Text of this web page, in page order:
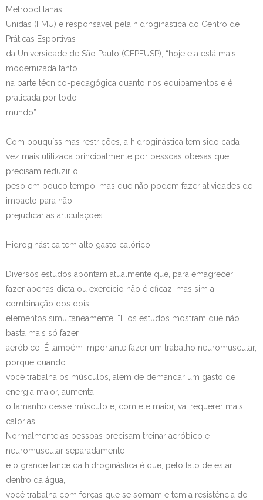
Metropolitanas
Unidas (FMU) e responsável pela hidroginástica do Centro de
Práticas Esportivas
da Universidade de São Paulo (CEPEUSP), “hoje ela está mais
modernizada tanto
na parte técnico-pedagógica quanto nos equipamentos e é
praticada por todo
mundo”.
Com pouquíssimas restrições, a hidroginástica tem sido cada
vez mais utilizada principalmente por pessoas obesas que
precisam reduzir o
peso em pouco tempo, mas que não podem fazer atividades de
impacto para não
prejudicar as articulações.
Hidroginástica tem alto gasto calórico
Diversos estudos apontam atualmente que, para emagrecer
fazer apenas dieta ou exercício não é eficaz, mas sim a
combinação dos dois
elementos simultaneamente. “E os estudos mostram que não
basta mais só fazer
aeróbico. É também importante fazer um trabalho neuromuscular,
porque quando
você trabalha os músculos, além de demandar um gasto de
energia maior, aumenta
o tamanho desse músculo e, com ele maior, vai requerer mais
calorias.
Normalmente as pessoas precisam treinar aeróbico e
neuromuscular separadamente
e o grande lance da hidroginástica é que, pelo fato de estar
dentro da água,
você trabalha com forças que se somam e tem a resistência do